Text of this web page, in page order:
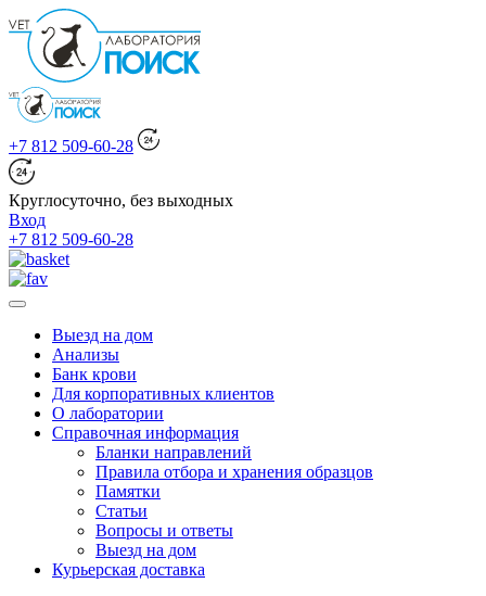
+7 812 509-60-28
Круглосуточно, без выходных
Вход
+7 812 509-60-28
Выезд на дом
Анализы
Банк крови
Для корпоративных клиентов
О лаборатории
Справочная информация
Бланки направлений
Правила отбора и хранения образцов
Памятки
Статьи
Вопросы и ответы
Выезд на дом
Курьерская доставка